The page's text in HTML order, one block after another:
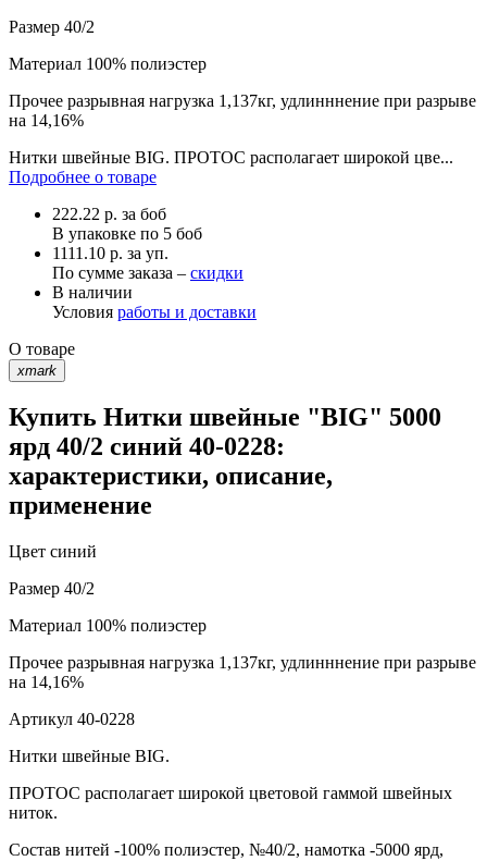
Размер 40/2
Материал 100% полиэстер
Прочее разрывная нагрузка 1,137кг, удлинннение при разрыве
на 14,16%
Нитки швейные BIG. ПРОТОС располагает широкой цве...
Подробнее о товаре
222.22 р. за боб
В упаковке по 5 боб
1111.10 р. за уп.
По сумме заказа – скидки
В наличии
Условия работы и доставки
О товаре
xmark
Купить Нитки швейные "BIG" 5000
ярд 40/2 синий 40-0228:
характеристики, описание,
применение
Цвет синий
Размер 40/2
Материал 100% полиэстер
Прочее разрывная нагрузка 1,137кг, удлинннение при разрыве
на 14,16%
Артикул 40-0228
Нитки швейные BIG.
ПРОТОС располагает широкой цветовой гаммой швейных
ниток.
Состав нитей -100% полиэстер, №40/2, намотка -5000 ярд,